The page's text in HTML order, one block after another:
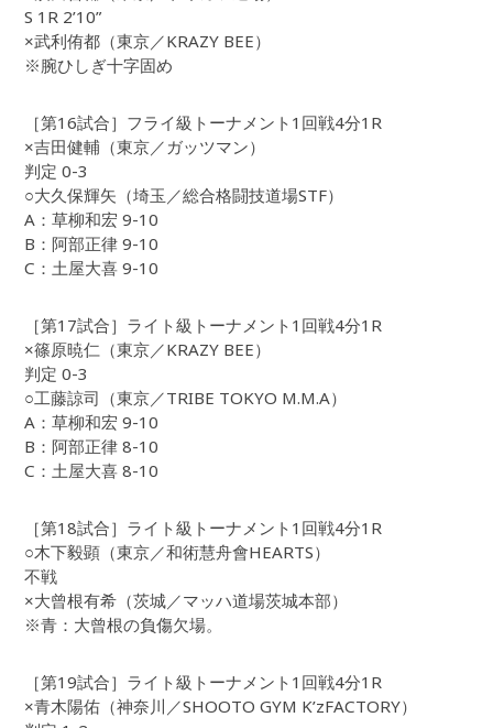
S 1R 2’10”
×武利侑都（東京／KRAZY BEE）
※腕ひしぎ十字固め
［第16試合］フライ級トーナメント1回戦4分1R
×吉田健輔（東京／ガッツマン）
判定 0-3
○大久保輝矢（埼玉／総合格闘技道場STF）
A：草柳和宏 9-10
B：阿部正律 9-10
C：土屋大喜 9-10
［第17試合］ライト級トーナメント1回戦4分1R
×篠原暁仁（東京／KRAZY BEE）
判定 0-3
○工藤諒司（東京／TRIBE TOKYO M.M.A）
A：草柳和宏 9-10
B：阿部正律 8-10
C：土屋大喜 8-10
［第18試合］ライト級トーナメント1回戦4分1R
○木下毅顕（東京／和術慧舟會HEARTS）
不戦
×大曾根有希（茨城／マッハ道場茨城本部）
※青：大曾根の負傷欠場。
［第19試合］ライト級トーナメント1回戦4分1R
×青木陽佑（神奈川／SHOOTO GYM K’zFACTORY）